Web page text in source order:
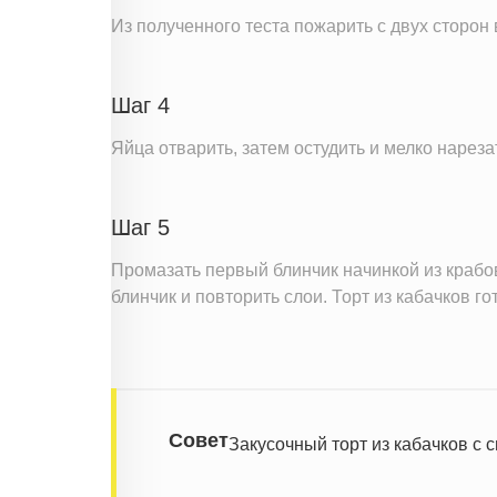
Из полученного теста пожарить с двух
Шаг 4
Яйца отварить, затем остудить и мелко
Шаг 5
Промазать первый блинчик начинкой из
блинчик и повторить слои. Торт из кабачков
СоветЗакусочный торт из кабачков с